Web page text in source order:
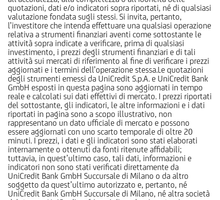
quotazioni, dati e/o indicatori sopra riportati, né di qualsiasi
valutazione fondata sugli stessi. Si invita, pertanto,
l’investitore che intenda effettuare una qualsiasi operazione
relativa a strumenti finanziari aventi come sottostante le
attività sopra indicate a verificare, prima di qualsiasi
investimento, i prezzi degli strumenti finanziari e di tali
attività sui mercati di riferimento al fine di verificare i prezzi
aggiornati e i termini dell’operazione stessa.Le quotazioni
degli strumenti emessi da UniCredit S.p.A. e UniCredit Bank
GmbH esposti in questa pagina sono aggiornati in tempo
reale e calcolati sui dati effettivi di mercato. I prezzi riportati
del sottostante, gli indicatori, le altre informazioni e i dati
riportati in pagina sono a scopo illustrativo, non
rappresentano un dato ufficiale di mercato e possono
essere aggiornati con uno scarto temporale di oltre 20
minuti. I prezzi, i dati e gli indicatori sono stati elaborati
internamente o ottenuti da fonti ritenute affidabili;
tuttavia, in quest’ultimo caso, tali dati, informazioni e
indicatori non sono stati verificati direttamente da
UniCredit Bank GmbH Succursale di Milano o da altro
soggetto da quest’ultimo autorizzato e, pertanto, né
UniCredit Bank GmbH Succursale di Milano, né altra società